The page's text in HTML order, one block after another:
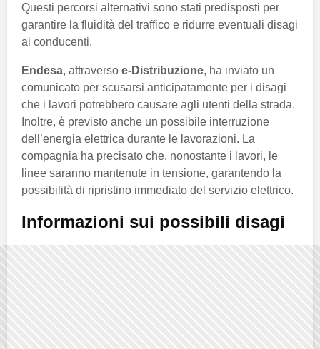
Questi percorsi alternativi sono stati predisposti per
garantire la fluidità del traffico e ridurre eventuali disagi
ai conducenti.
Endesa, attraverso e-Distribuzione, ha inviato un
comunicato per scusarsi anticipatamente per i disagi
che i lavori potrebbero causare agli utenti della strada.
Inoltre, è previsto anche un possibile interruzione
dell’energia elettrica durante le lavorazioni. La
compagnia ha precisato che, nonostante i lavori, le
linee saranno mantenute in tensione, garantendo la
possibilità di ripristino immediato del servizio elettrico.
Informazioni sui possibili disagi